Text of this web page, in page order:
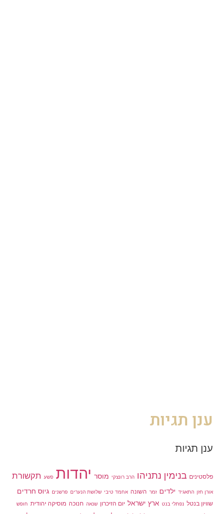
ענן תגיות
ענן תגיות
פלסטינים בנימין נתניהו הרב רונצקי מוסר יהדות פשע תקשורת
אורן חזן התאגיד ילדים זמר השונה אחמד טיבי שלושת הנערים פרשנים גיוס חרדים
שוויון בנטל נפתלי בנט ארץ ישראל יום הזיכרון שנאה חנוכה מוסיקה יהודית חופש